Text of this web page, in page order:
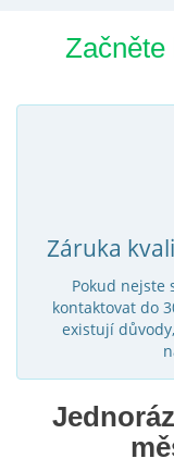
Začněte
Záruka
Pokud nejste
kontaktovat do
existují